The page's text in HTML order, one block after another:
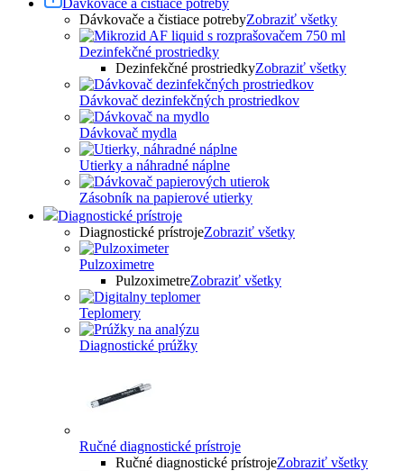
Dávkovače a čistiace potreby
Dávkovače a čistiace potrebyZobraziť všetky
Dezinfekčné prostriedky
Dezinfekčné prostriedkyZobraziť všetky
Dávkovač dezinfekčných prostriedkov
Dávkovač mydla
Utierky a náhradné náplne
Zásobník na papierové utierky
Diagnostické prístroje
Diagnostické prístrojeZobraziť všetky
Pulzoximetre
PulzoximetreZobraziť všetky
Teplomery
Diagnostické prúžky
Ručné diagnostické prístroje
Ručné diagnostické prístrojeZobraziť všetky